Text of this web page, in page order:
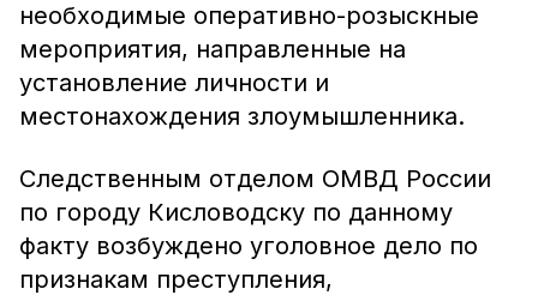
необходимые оперативно-розыскные
мероприятия, направленные на
установление личности и
местонахождения злоумышленника.
Следственным отделом ОМВД России
по городу Кисловодску по данному
факту возбуждено уголовное дело по
признакам преступления,